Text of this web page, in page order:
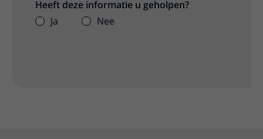
Heeft deze informatie u geholpen?
Ja
Nee